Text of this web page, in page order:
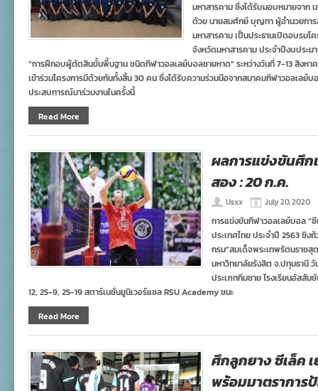
มหาสารคาม ซึ่งได้รับมอบหมายจาก
ด้วย นายสมศักย์ บุญทา ผู้อำนวยการ
มหาสารคาม เป็นประธานเปิดอบรม
จังหวัดมหาสารคาม ประจำปีงบประ
“การฝึกอบผู้ตัดสินขั้นพื้นฐาน ชนิดกีฬาวอลเลย์บอลชายหาด” ระหว่างวันที่ 7-13 สิงห
เข้าร่วมโครงการมีด้วยกันทั้งสิ้น 30 คน ซึ่งได้รับความร่วมมือจากสมาคมกีฬาวอลเลย์บ
ประสบการณ์มาร่วมงานในครั้งนี้
Read More
ผลการแข่งขันศึก
สอง : 20 ก.ค.
Usxx July 20, 2020
การแข่งขันกีฬาวอลเลย์บอล “
ประเทศไทย ประจำปี 2563 ชิง
กรม”สมเด็จพระเทพรัตนราช
มหาวิทยาลัยรังสิต จ.ปทุมธานี
ประเภททีมชาย โรงเรียนอัสสั
12, 25-9, 25-19 สตาร์เนชั่นยูนิเวอร์แซล RSU Academy ชนะ
Read More
ศึกลูกยาง ซีเล็ค
พร้อมมาตราการ